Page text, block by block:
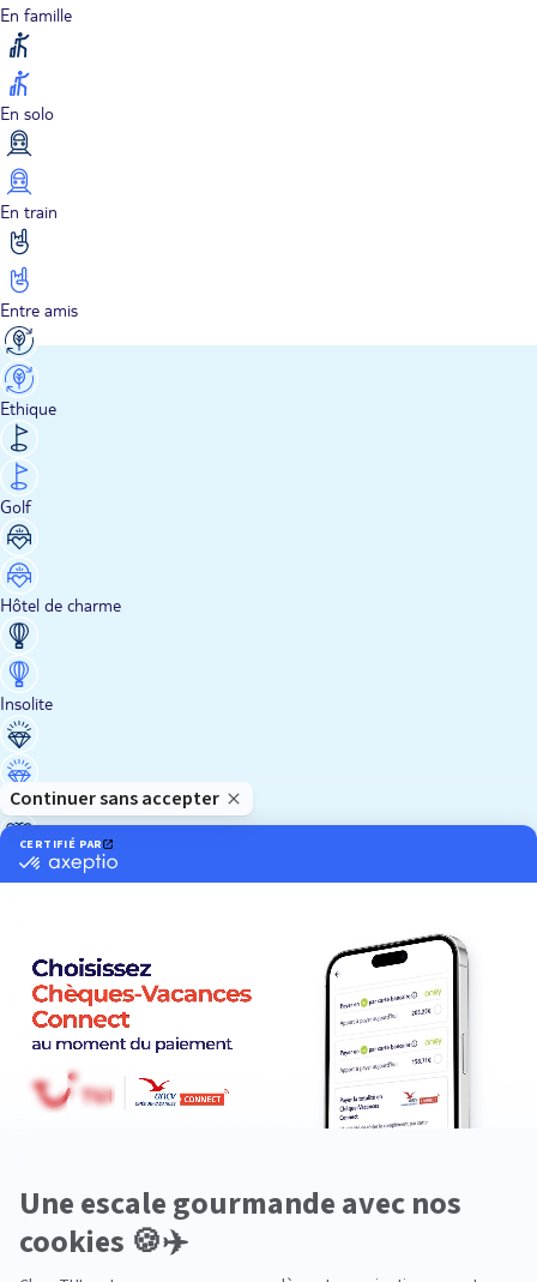
En famille
En solo
En train
Entre amis
Ethique
Golf
Hôtel de charme
Insolite
Luxe
Neige
Plongée
Premium